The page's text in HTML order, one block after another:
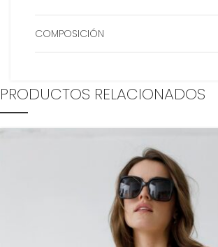
COMPOSICIÓN
PRODUCTOS RELACIONADOS